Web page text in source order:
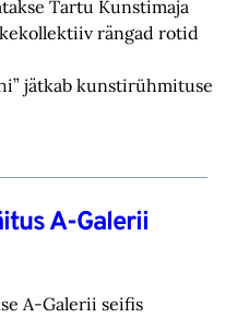
Tartu Kunstimaja
rängad rotid
jätkab kunstirühmituse
A-Galerii
A-Galerii seifis